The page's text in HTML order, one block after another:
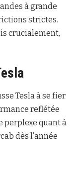
à grande
strictes.
crucialement,
Tesla à se fier
reflétée
perplexe quant à
dès l’année